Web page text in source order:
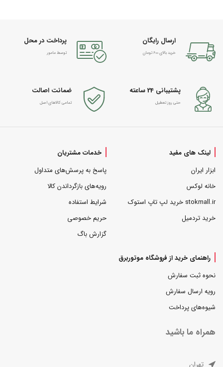
ارسال رایگان
خرید بالای 600 تومان
پرداخت در محل
توسط مامور
پشتیبانی 24 ساعته
حتی روز تعطیل
ضمانت اصالت
تمامی کالاهای اصل
لینک های مفید
ابزار ایران
خانه لوکس
stokmall.ir خرید لپ تاپ استوک
خرید تردمیل
خدمات مشتریان
پاسخ به پرسش‌های متداول
رویه‌های بازگرداندن کالا
شرایط استفاده
حریم خصوصی
گزارش باگ
راهنمای خرید از فروشگاه موتوربرق
نحوه ثبت سفارش
رویه ارسال سفارش
شیوه‌های پرداخت
همراه ما باشید
تهران